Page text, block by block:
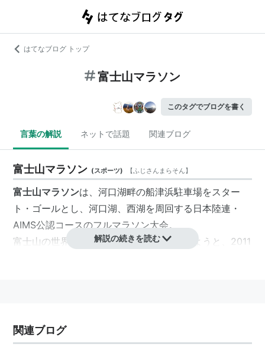
はてなブログ トップ
富士山マラソン
このタグでブログを書く
言葉の解説 ネットで話題 関連ブログ
富士山マラソン (スポーツ) 【ふじさんまらそん】
富士山マラソンは、河口湖畔の船津浜駐車場をスター
ト・ゴールとし、河口湖、西湖を周回する日本陸連・
AIMS公認コースのフルマラソン大会。
富士山の世界文化遺産登録への機運を高めようと、2011
共催は、日本知的障害者陸上競技連盟。
後援は、観光庁、朝日新聞社、山梨県、山梨県教育委員
解説の続きを読む
関連ブログ